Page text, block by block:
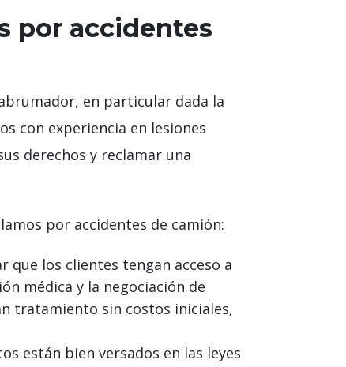
por accidentes
en particular dada la
con experiencia en lesiones
derechos y reclamar una
por accidentes de camión:
los clientes tengan acceso a
médica y la negociación de
tratamiento sin costos iniciales,
están bien versados ​​en las leyes